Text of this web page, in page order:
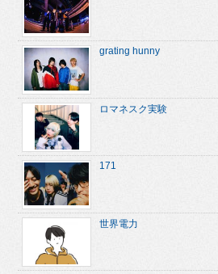
grating hunny
ロマネスク実験
171
世界電力